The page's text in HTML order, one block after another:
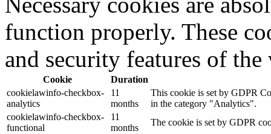
function properly. These
and security features of
Cookie
Duration
cookielawinfo-checkbox-
analytics
11
months
This cookie is set by GDPR
in the category "Analytics".
cookielawinfo-checkbox-
functional
11
months
The cookie is set by GDPR